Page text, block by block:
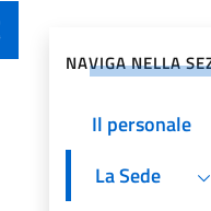
NAVIGA NELLA
Il personale
La Sede